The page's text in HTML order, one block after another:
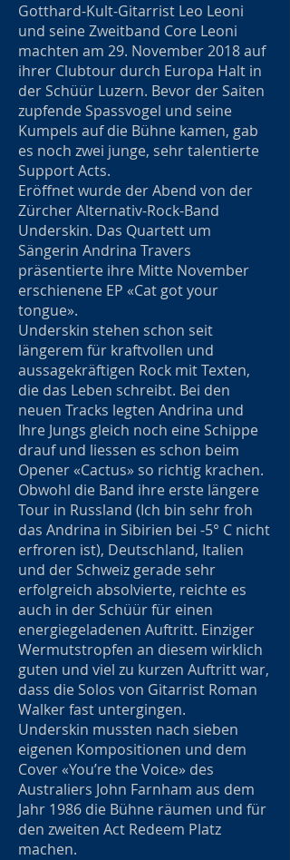
Gotthard-Kult-Gitarrist Leo Leoni
und seine Zweitband Core Leoni
machten am 29. November 2018 auf
ihrer Clubtour durch Europa Halt in
der Schüür Luzern. Bevor der Saiten
zupfende Spassvogel und seine
Kumpels auf die Bühne kamen, gab
es noch zwei junge, sehr talentierte
Support Acts.
Eröffnet wurde der Abend von der
Zürcher Alternativ-Rock-Band
Underskin. Das Quartett um
Sängerin Andrina Travers
präsentierte ihre Mitte November
erschienene EP «Cat got your
tongue».
Underskin stehen schon seit
längerem für kraftvollen und
aussagekräftigen Rock mit Texten,
die das Leben schreibt. Bei den
neuen Tracks legten Andrina und
Ihre Jungs gleich noch eine Schippe
drauf und liessen es schon beim
Opener «Cactus» so richtig krachen.
Obwohl die Band ihre erste längere
Tour in Russland (Ich bin sehr froh
das Andrina in Sibirien bei -5° C nicht
erfroren ist), Deutschland, Italien
und der Schweiz gerade sehr
erfolgreich absolvierte, reichte es
auch in der Schüür für einen
energiegeladenen Auftritt. Einziger
Wermutstropfen an diesem wirklich
guten und viel zu kurzen Auftritt war,
dass die Solos von Gitarrist Roman
Walker fast untergingen.
Underskin mussten nach sieben
eigenen Kompositionen und dem
Cover «You’re the Voice» des
Australiers John Farnham aus dem
Jahr 1986 die Bühne räumen und für
den zweiten Act Redeem Platz
machen.